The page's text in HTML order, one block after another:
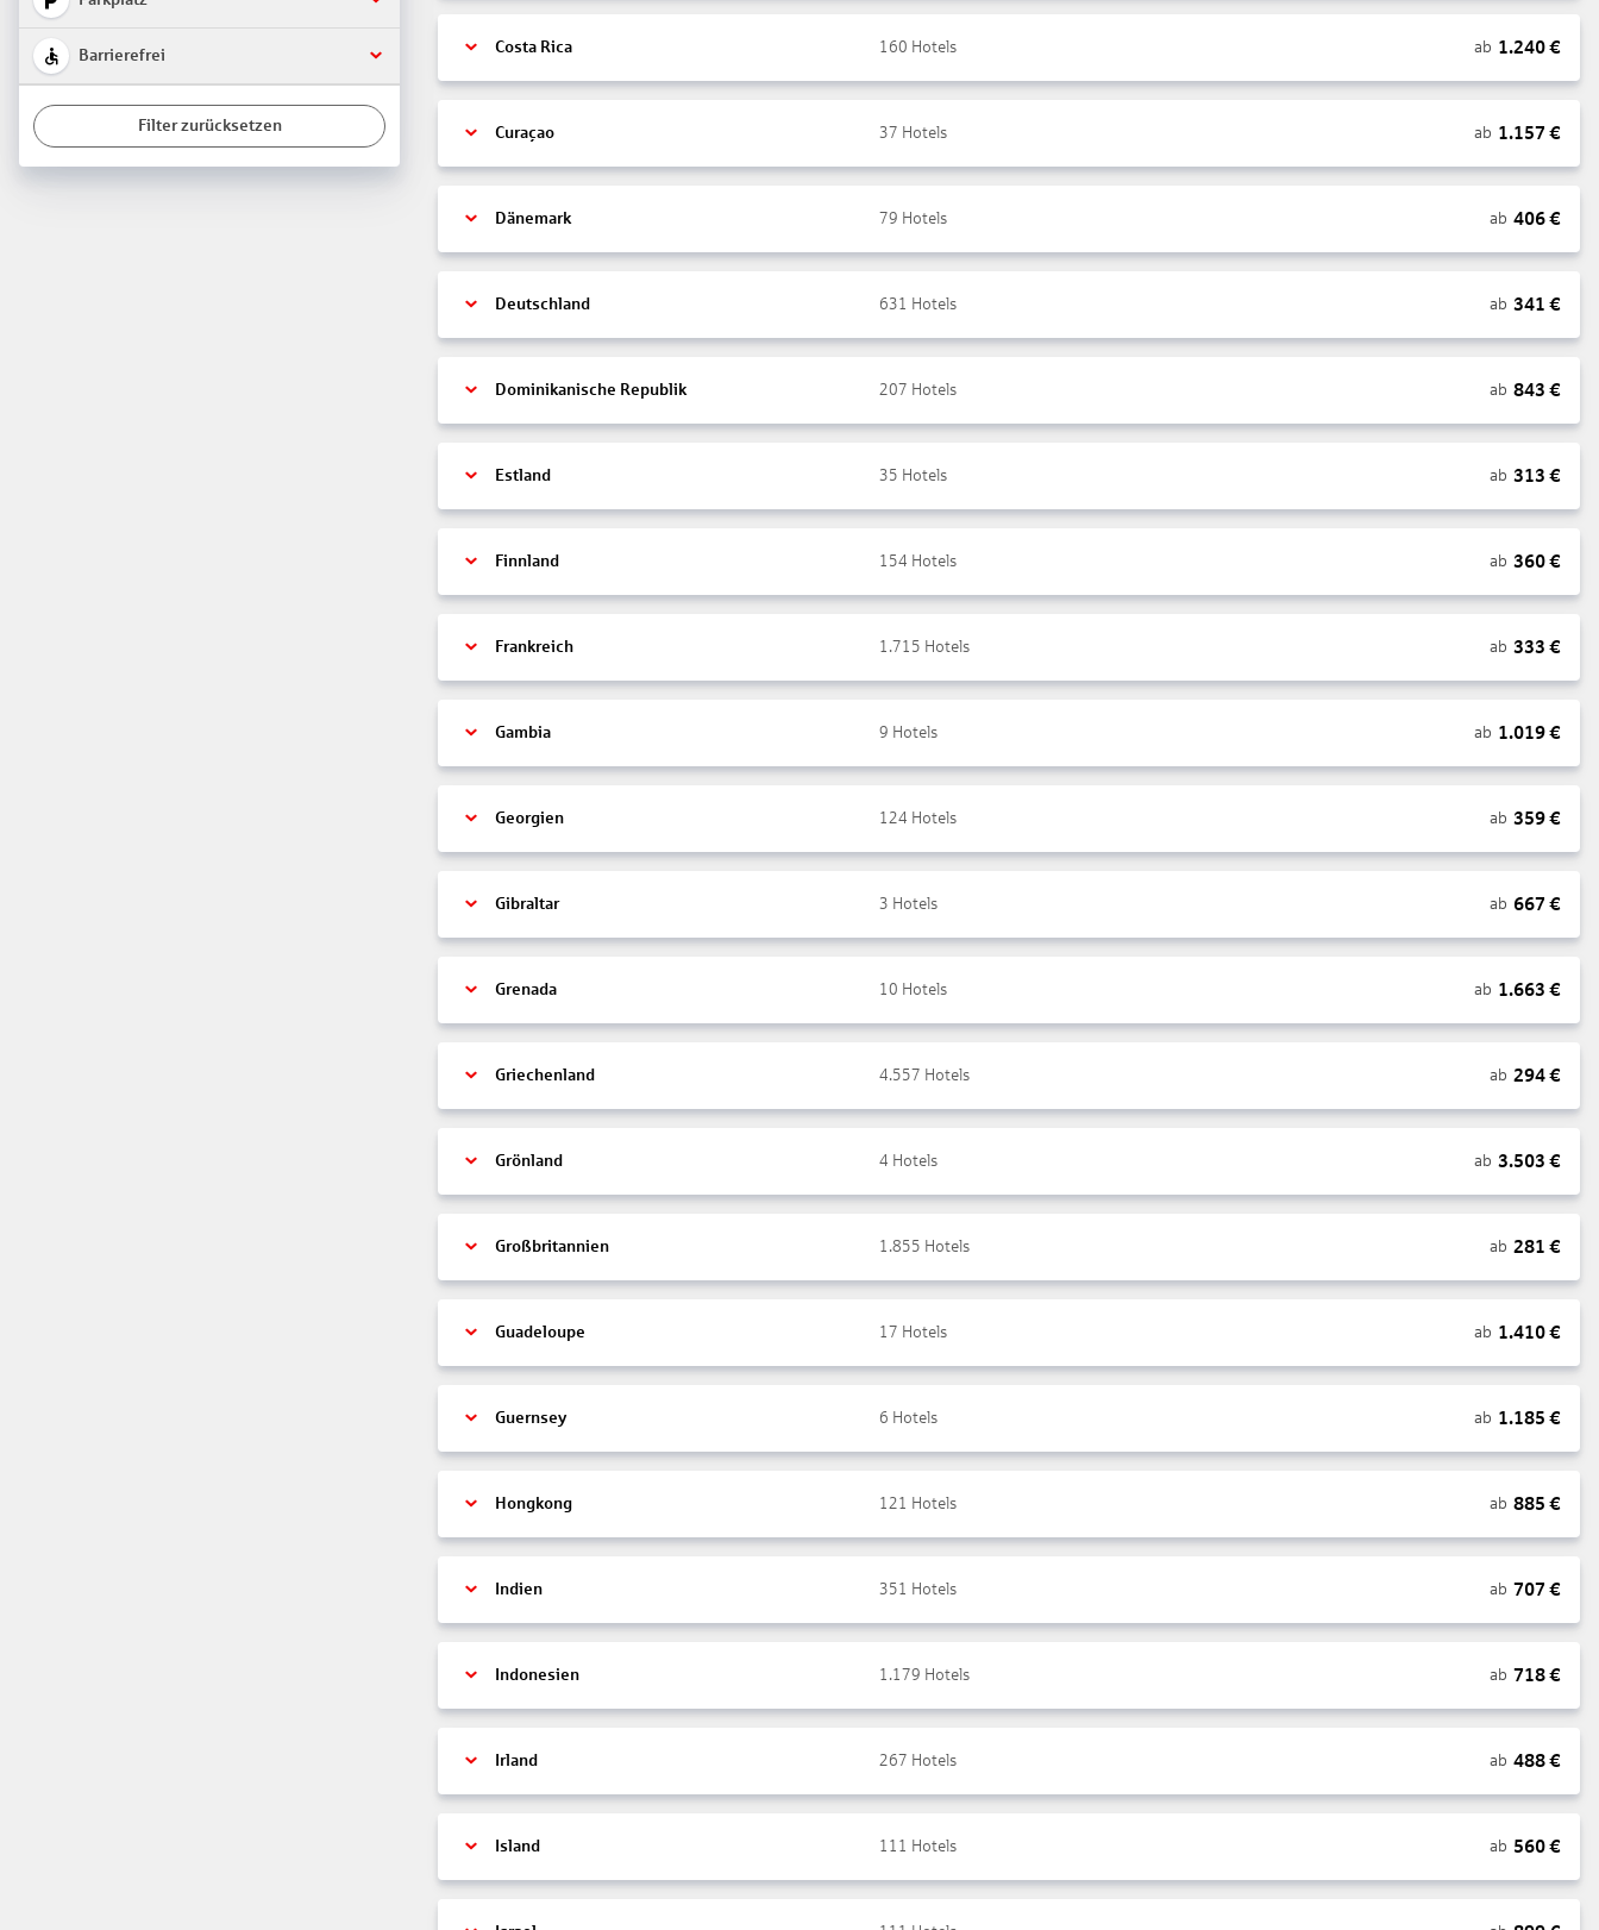
Barrierefrei
Filter zurücksetzen
Costa Rica 160 Hotels ab 1.240€
Curaçao 37 Hotels ab 1.157 €
Dänemark 79 Hotels ab 406€
Deutschland 631 Hotels ab 341 €
Dominikanische Republik 207 Hotels ab 843 €
Estland 35 Hotels ab 313 €
Finnland 154 Hotels ab 360€
Frankreich 1.715 Hotels ab 333 €
Gambia 9 Hotels ab 1.019€
Georgien 124 Hotels ab 359€
Gibraltar 3 Hotels ab 667 €
Grenada 10 Hotels ab 1.663 €
Griechenland 4.557 Hotels ab 294€
Grönland 4 Hotels ab 3.503 €
Großbritannien 1.855 Hotels ab 281 €
Guadeloupe 17 Hotels ab 1.410€
Guernsey 6 Hotels ab 1.185 €
Hongkong 121 Hotels ab 885 €
Indien 351 Hotels ab 707 €
Indonesien 1.179 Hotels ab 718€
Irland 267 Hotels ab 488€
Island 111 Hotels ab 560€